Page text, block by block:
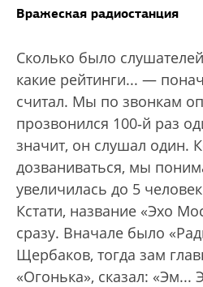
Вражеская радиостанция
Сколько было
какие рейтинги... —
считал. Мы по звонкам
прозвонился 100‑й раз
значит, он слушал один.
дозваниваться, мы
увеличилась до 5
Кстати, название «Эхо
сразу. Вначале было
Щербаков, тогда зам
«Огонька», сказал: